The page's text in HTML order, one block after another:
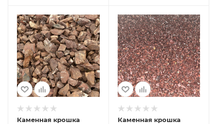
Каменная крошка
Каменная крошка